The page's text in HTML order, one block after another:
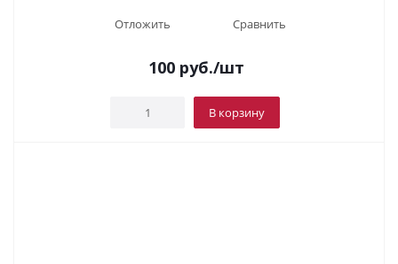
Отложить Сравнить
100руб./шт
В корзину